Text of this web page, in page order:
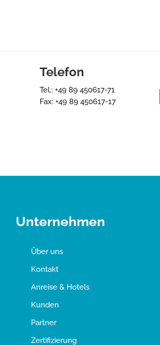
Telefon
Tel.: +49 89 450617-71
Fax: +49 89 450617-17
Unternehmen
Über uns
Kontakt
Anreise & Hotels
Kunden
Partner
Zertifizierung